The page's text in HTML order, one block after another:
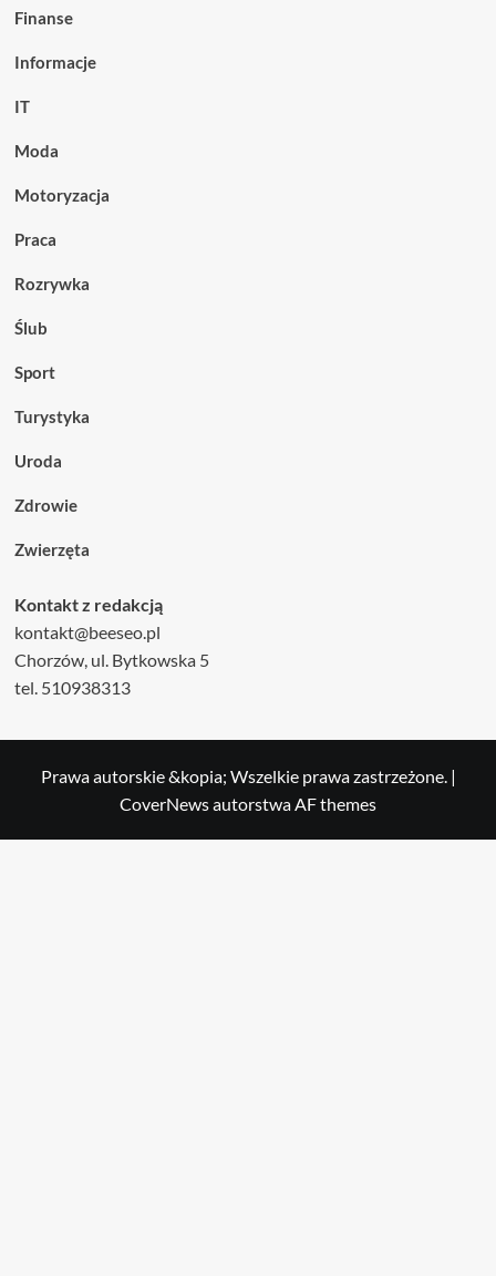
Finanse
Informacje
IT
Moda
Motoryzacja
Praca
Rozrywka
Ślub
Sport
Turystyka
Uroda
Zdrowie
Zwierzęta
Kontakt z redakcją
kontakt@beeseo.pl
Chorzów, ul. Bytkowska 5
tel. 510938313
Prawa autorskie &kopia; Wszelkie prawa zastrzeżone. |
CoverNewsautorstwa AF themes